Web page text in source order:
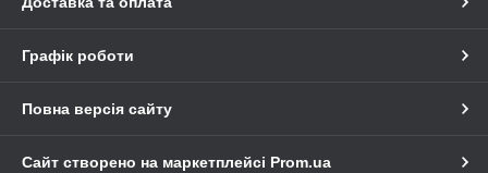
Графік роботи
Повна версія сайту
Сайт створено на маркетплейсі Prom.ua